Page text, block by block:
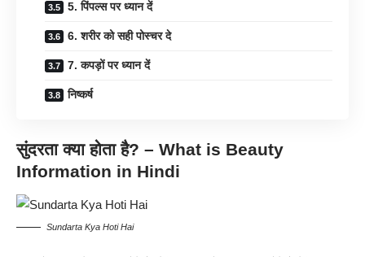
5. पिंपल्स पर ध्यान दें
6. शरीर को सही पोस्चर दे
7. कपड़ों पर ध्यान दें
निष्कर्ष
सुंदरता क्या होता है? – What is Beauty
Information in Hindi
Sundarta Kya Hoti Hai